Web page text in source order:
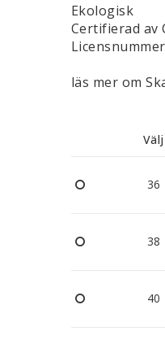
Ekologisk
Certifierad av
läs mer om
36
38
40